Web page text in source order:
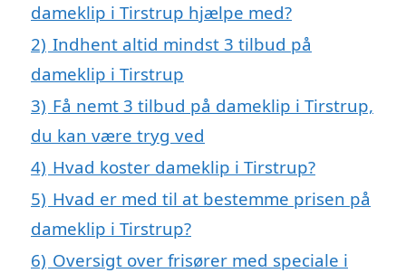
dameklip i Tirstrup hjælpe med?
2) Indhent altid mindst 3 tilbud på
dameklip i Tirstrup
3) Få nemt 3 tilbud på dameklip i Tirstrup,
du kan være tryg ved
4) Hvad koster dameklip i Tirstrup?
5) Hvad er med til at bestemme prisen på
dameklip i Tirstrup?
6) Oversigt over frisører med speciale i